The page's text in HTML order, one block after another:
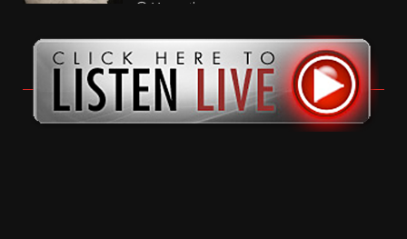
11 months ago